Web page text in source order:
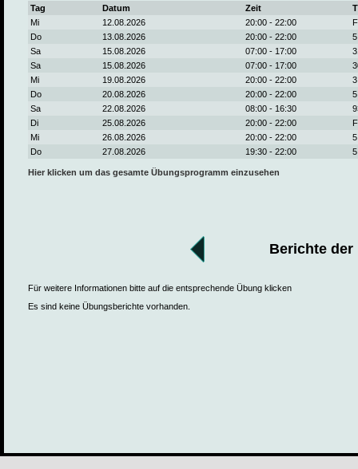
Tag Datum Zeit
Mi
12.08.2026 20:00 - 22:00
Do
13.08.2026 20:00 - 22:00
Sa
15.08.2026 07:00 - 17:00
Sa
15.08.2026 07:00 - 17:00
Mi
19.08.2026 20:00 - 22:00
Do
20.08.2026 20:00 - 22:00
Sa
22.08.2026 08:00 - 16:30
Di
25.08.2026 20:00 - 22:00
Mi
26.08.2026 20:00 - 22:00
Do
27.08.2026 19:30 - 22:00
Hier klicken um das gesamte Übungsprogramm einzusehen
Berichte der
Für weitere Informationen bitte auf die entsprechende Übung klicken
Es sind keine Übungsberichte vorhanden.